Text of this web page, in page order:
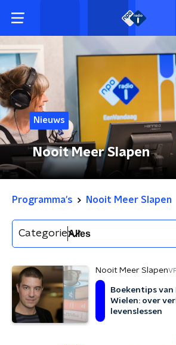
Nieuws
Nooit Meer Slapen
Programma's Nooit Meer Slapen
Categorie
Nooit Meer Slapen
Boekentips
Wielen: over
levenslessen